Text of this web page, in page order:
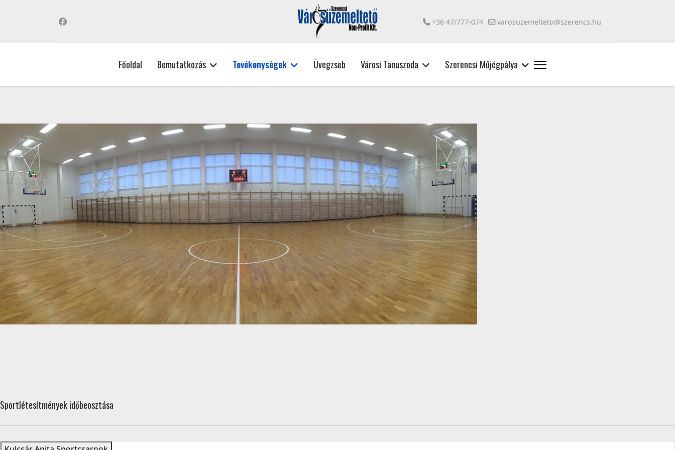
+36 47/777-074 varosuzemelteto@szerencs.hu
Főoldal Bemutatkozás Tevékenységek Üvegzseb Városi Tanuszoda Szerencsi Műjégpálya
Sportlétesítmények időbeosztása